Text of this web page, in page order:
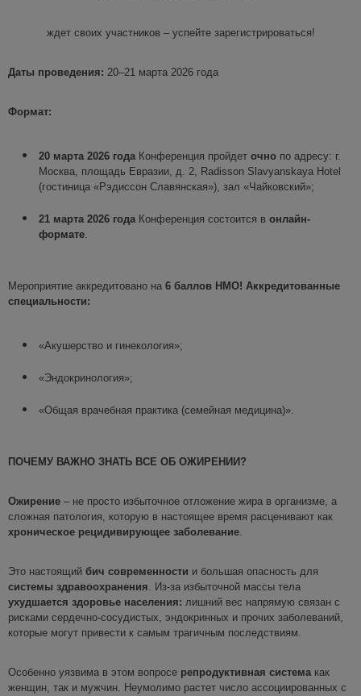
ждет своих участников – успейте зарегистрироваться!
Даты проведения: 20–21 марта 2026 года
Формат:
20 марта2026 годаКонференция пройдет очно по адресу: г.
Москва, площадь Евразии, д. 2, Radisson Slavyanskaya Hotel
(гостиница «Рэдиссон Славянская»), зал «Чайковский»;
21 марта 2026 годаКонференция состоится в онлайн-
формате.
Мероприятие аккредитовано на 6 баллов НМО! Аккредитованные
специальности:
«Акушерство и гинекология»;
«Эндокринология»;
«Общая врачебная практика (семейная медицина)».
ПОЧЕМУ ВАЖНО ЗНАТЬ ВСЕ ОБ ОЖИРЕНИ И?
Ожирение – не просто избыточное отложение жира в организме, а
сложная патология, которую в настоящее время расценивают как
хроническое рецидивирующее заболевание.
Это настоящий бич современности и большая опасность для
системы здравоохранения. Из-за избыточной массы тела
ухудшается здоровье населения: лишний вес напрямую связан с
рисками сердечно-сосудистых, эндокринных и прочих заболеваний,
которые могут привести к самым трагичным последствиям.
Особенно уязвима в этом вопросе репродуктивная системакак
женщин, так и мужчин. Неумолимо растет число ассоциированных с